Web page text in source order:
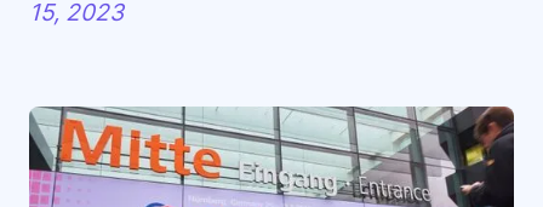
15, 2023